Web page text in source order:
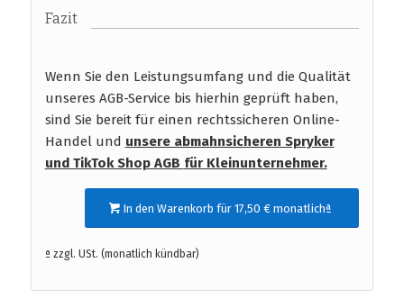
Fazit
Wenn Sie den Leistungsumfang und die Qualität
unseres AGB-Service bis hierhin geprüft haben,
sind Sie bereit für einen rechtssicheren Online-
Handel und unsere abmahnsicheren Spryker
und TikTok Shop AGB für Kleinunternehmer.
In den Warenkorb für 17,50 € monatlichª
ª zzgl. USt. (monatlich kündbar)